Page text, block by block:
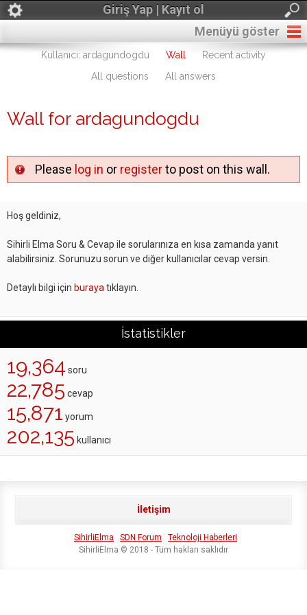
Giriş Yap | Kayıt ol
Menüyü göster
Kullanıcı: ardagundogdu Wall
Recent activity
All questions
All answers
Wall for ardagundogdu
Please log in or registerto post on this wall.
Hoş geldiniz,
Sihirli Elma Soru & Cevap ile sorularınıza en kısa zamanda yanıt
alabilirsiniz. Sorunuzu sorun ve diğer kullanıcılar cevap versin.
Detaylı bilgi için buraya tıklayın.
İstatistikler
19,364 soru
22,785 cevap
15,871 yorum
202,135 kullanıcı
İletişim
SihirliElma SDN Forum
Teknoloji Haberleri
SihirliElma © 2018 - Tüm hakları saklıdır